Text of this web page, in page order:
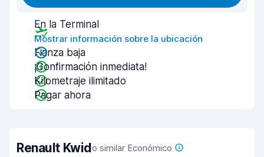
En la Terminal
Mostrar información sobre la ubicación
Fianza baja
¡Confirmación inmediata!
Kilometraje ilimitado
Pagar ahora
Renault Kwido similar Económico